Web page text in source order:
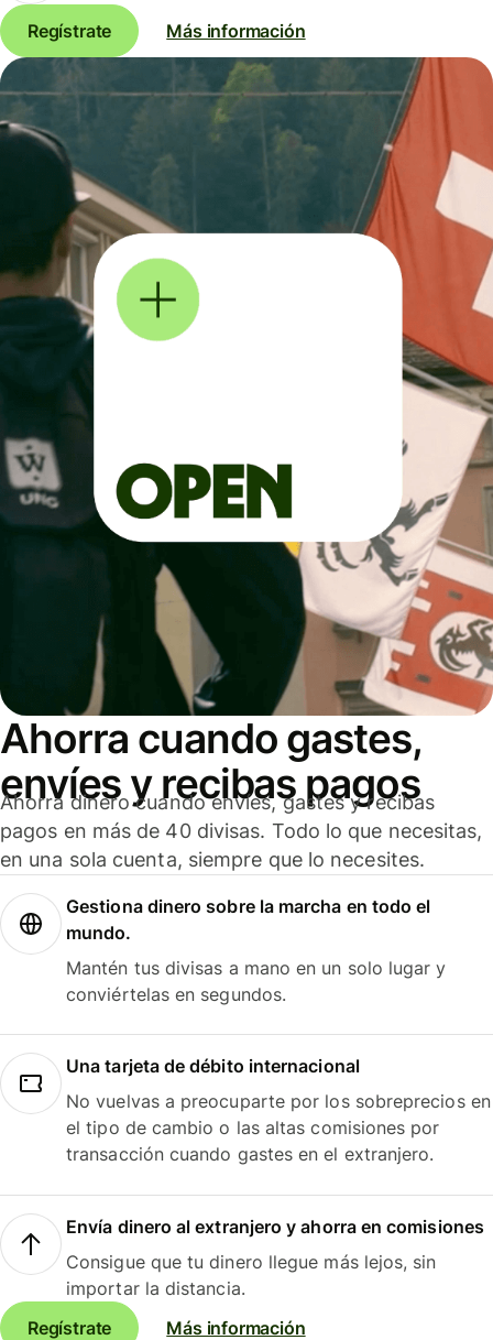
Regístrate Más información
Ahorra cuando gastes,
envíes y recibas pagos
Ahorra dinero cuando envíes, gastes y recibas
pagos en más de 40 divisas. Todo lo que necesitas,
en una sola cuenta, siempre que lo necesites.
Gestiona dinero sobre la marcha en todo el
mundo.
Mantén tus divisas a mano en un solo lugar y
conviértelas en segundos.
Una tarjeta de débito internacional
No vuelvas a preocuparte por los sobreprecios en
el tipo de cambio o las altas comisiones por
transacción cuando gastes en el extranjero.
Envía dinero al extranjero y ahorra en comisiones
Consigue que tu dinero llegue más lejos, sin
importar la distancia.
Regístrate
Más información